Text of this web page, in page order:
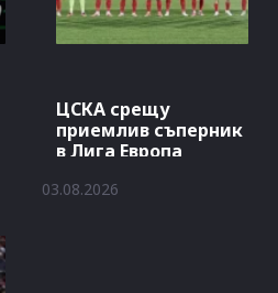
ЦСКА срещу
приемлив съперник
в Лига Европа
03.08.2026